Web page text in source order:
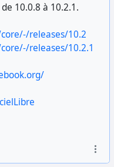
10.0.8 à 10.2.1.
releases/10.2
releases/10.2.1